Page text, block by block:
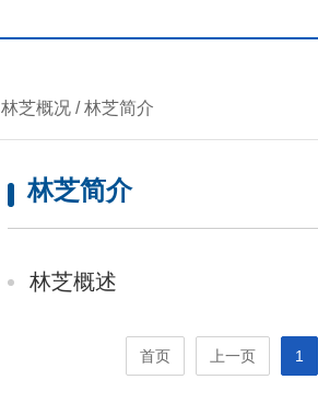
林芝概况 /林芝简介
林芝简介
林芝概述
首页 上一页 1